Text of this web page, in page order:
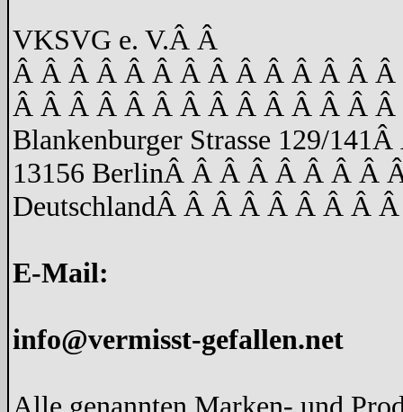
VKSVG e. V.Â Â
Â Â Â Â Â Â Â Â Â Â Â Â Â
Â Â Â Â Â Â Â Â Â Â Â Â Â
Blankenburger Strasse 129/141Â
13156 BerlinÂ Â Â Â Â Â Â Â
DeutschlandÂ Â Â Â Â Â Â Â
E-Mail:
info@vermisst-gefallen.net